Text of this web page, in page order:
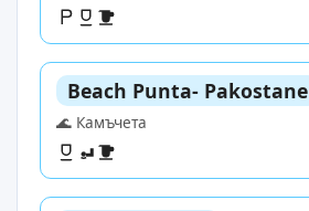
Beach Punta- Pakostane
🌊 Камъчета